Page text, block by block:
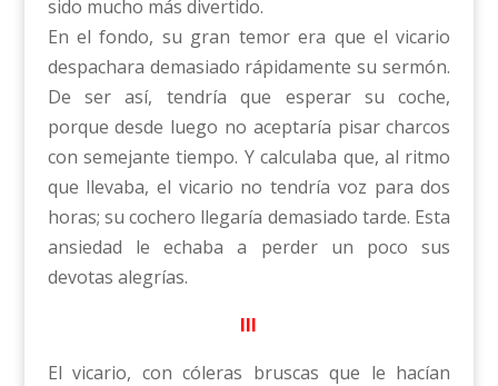
sido mucho más divertido.
En el fondo, su gran temor era que el vicario
despachara demasiado rápidamente su sermón.
De ser así, tendría que esperar su coche,
porque desde luego no aceptaría pisar charcos
con semejante tiempo. Y calculaba que, al ritmo
que llevaba, el vicario no tendría voz para dos
horas; su cochero llegaría demasiado tarde. Esta
ansiedad le echaba a perder un poco sus
devotas alegrías.
III
El vicario, con cóleras bruscas que le hacían